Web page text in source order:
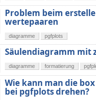
Problem beim
wertepaaren
diagramme pgfplots
Säulendiagramm mit
diagramme formatierung
Wie kann man die
bei pgfplots drehen?